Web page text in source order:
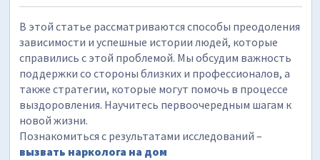
В этой статье рассматриваются способы преодоления
зависимости и успешные истории людей, которые
справились с этой проблемой. Мы обсудим важность
поддержки со стороны близких и профессионалов, а
также стратегии, которые могут помочь в процессе
выздоровления. Научитесь первоочередным шагам к
новой жизни.
Познакомиться с результатами исследований –
вызвать нарколога на дом